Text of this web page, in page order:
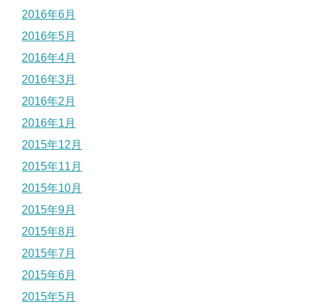
2016年6月
2016年5月
2016年4月
2016年3月
2016年2月
2016年1月
2015年12月
2015年11月
2015年10月
2015年9月
2015年8月
2015年7月
2015年6月
2015年5月